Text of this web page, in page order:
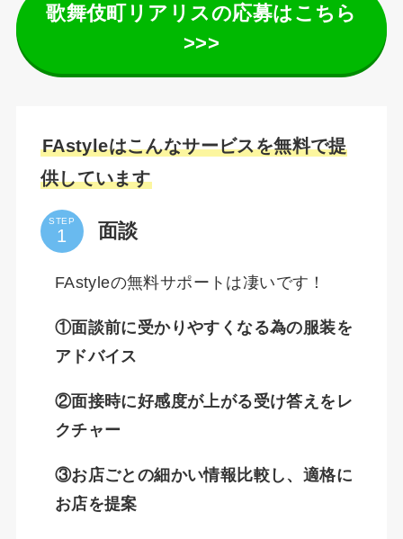
歌舞伎町リアリスの応募はこちら
>>>
FAstyleはこんなサービスを無料で提
供しています
STEP 面談
FAstyleの無料サポートは凄いです！
①面談前に受かりやすくなる為の服装を
アドバイス
②面接時に好感度が上がる受け答えをレ
クチャー
③お店ごとの細かい情報比較し、適格に
お店を提案